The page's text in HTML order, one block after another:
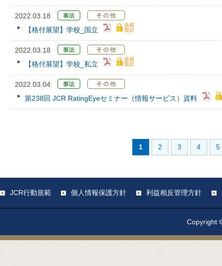
2022.03.18
【格付展望】学校_国立
2022.03.18
【格付展望】学校_私立
2022.03.04
第238回 JCR RatingEyeセミナー（情報サービス）資料
1 2 3 4 5
JCR行動規範 個人情報保護方針 利益相反管理方針
Copyright